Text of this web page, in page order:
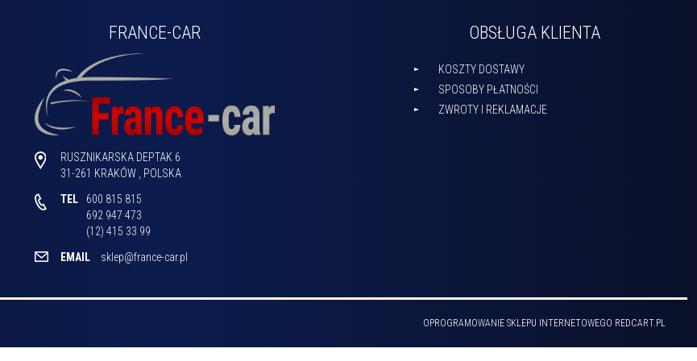
FRANCE-CAR
RUSZNIKARSKA DEPTAK 6
31-261 KRAKÓW , POLSKA
TEL
600 815 815
692 947 473
(12) 415 33 99
EMAIL
sklep@france-car.pl
OBSŁUGA KLIENTA
KOSZTY DOSTAWY
SPOSOBY PŁATNOŚCI
ZWROTY I REKLAMACJE
OPROGRAMOWANIE SKLEPU INTERNETOWEGO REDCART.PL